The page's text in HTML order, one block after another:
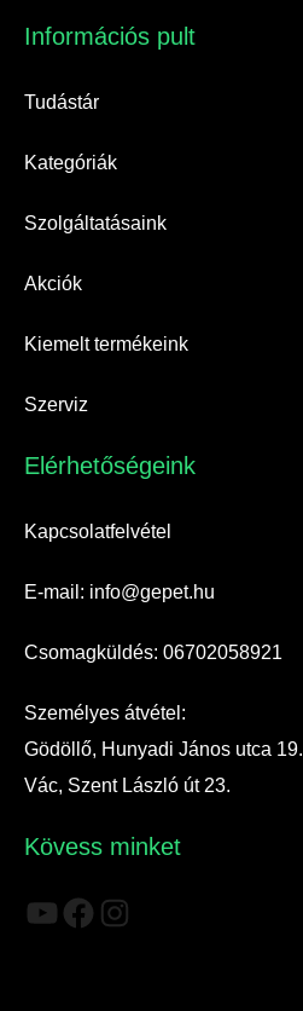
Információs pult​
Tudástár
Kategóriák
Szolgáltatásaink
Akciók
Kiemelt termékeink
Szerviz
Elérhetőségeink​
Kapcsolatfelvétel
E-mail: info@gepet.hu
Csomagküldés: 06702058921
Személyes átvétel:
Gödöllő, Hunyadi János utca 19.
Vác, Szent László út 23.
Kövess minket
YouTube
Facebook
Instagram